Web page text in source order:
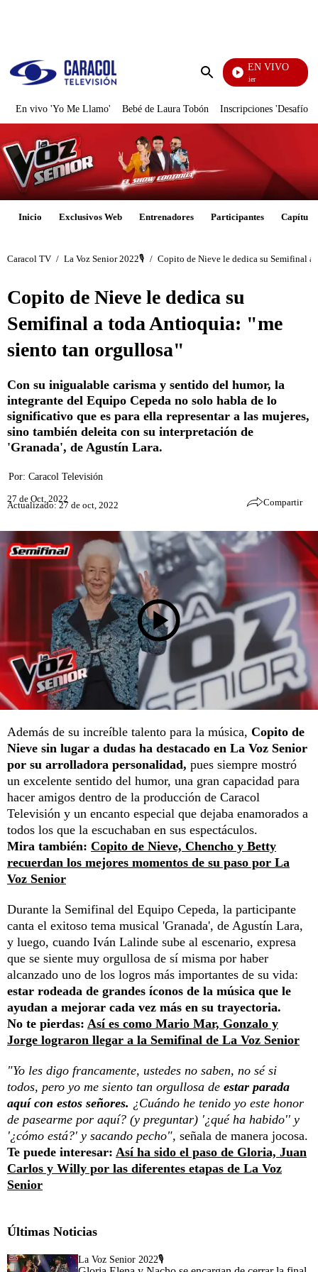
Enviar
EN VIVO
Noches De Premier
En vivo 'Yo Me Llamo' Bebé de Laura Tobón Inscripciones 'Desafío'
Inicio Exclusivos Web Entrenadores Participantes
Caracol TV / La Voz Senior 2022🎙️ / Copito de Nieve le dedica su Semifinal
Copito de Nieve le dedica su
Semifinal a toda Antioquia: "me
siento tan orgullosa"
Con su inigualable carisma y sentido del humor, la
integrante del Equipo Cepeda no solo habla de lo
significativo que es para ella representar a las mujeres,
sino también deleita con su interpretación de
'Granada', de Agustín Lara.
Por: Caracol Televisión
27 de Oct, 2022
Actualizado: 27 de oct, 2022 Compartir
Además de su increíble talento para la música, Copito de
Nieve sin lugar a dudas ha destacado en La Voz Senior
por su arrolladora personalidad, pues siempre mostró
un excelente sentido del humor, una gran capacidad para
hacer amigos dentro de la producción de Caracol
Televisión y un encanto especial que dejaba enamorados a
todos los que la escuchaban en sus espectáculos.
Mira también: Copito de Nieve, Chencho y Betty
recuerdan los mejores momentos de su paso por La
Voz Senior
Durante la Semifinal del Equipo Cepeda, la participante
canta el exitoso tema musical 'Granada', de Agustín Lara,
y luego, cuando Iván Lalinde sube al escenario, expresa
que se siente muy orgullosa de sí misma por haber
alcanzado uno de los logros más importantes de su vida:
estar rodeada de grandes íconos de la música que le
ayudan a mejorar cada vez más en su trayectoria.
No te pierdas: Así es como Mario Mar, Gonzalo y
Jorge lograron llegar a la Semifinal de La Voz Senior
"Yo les digo francamente, ustedes no saben, no sé si
todos, pero yo me siento tan orgullosa de estar parada
aquí con estos señores. ¿Cuándo he tenido yo este honor
de pasearme por aquí? (y preguntar) '¿qué ha habido'' y
'¿cómo está?' y sacando pecho", señala de manera jocosa.
Te puede interesar: Así ha sido el paso de Gloria, Juan
Carlos y Willy por las diferentes etapas de La Voz
Senior
Últimas Noticias
La Voz Senior 2022🎙️